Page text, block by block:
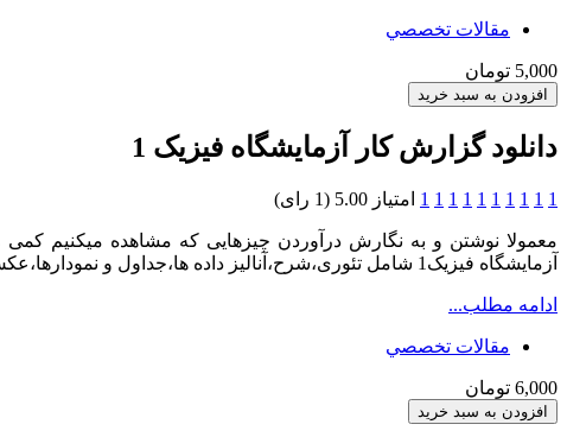
مقالات تخصصي
5,000 تومان
دانلود گزارش کار آزمایشگاه فیزیک 1
1
1
1
1
1
1
1
1
1
1 امتیاز 5.00 (1 رای)
معمولا نوشتن و به نگارش درآوردن چیزهایی که مشاهده میکنیم
آزمایشگاه فیزیک1 شامل تئوری،شرح،آنالیز داده ها،جداول و نمودارها،عکس و … از آزمایشات است.
ادامه مطلب...
مقالات تخصصي
6,000 تومان